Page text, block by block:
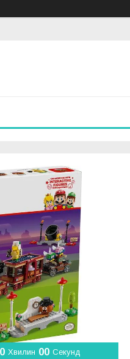
0 Хвилин 00 Секунд